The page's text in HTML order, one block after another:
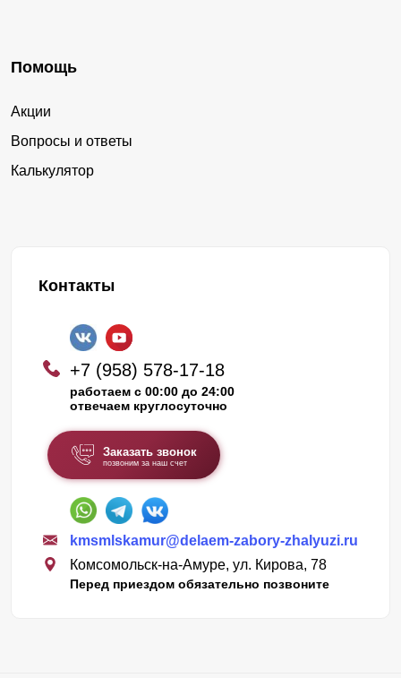
Помощь
Акции
Вопросы и ответы
Калькулятор
Контакты
+7 (958) 578-17-18
работаем с 00:00 до 24:00
отвечаем круглосуточно
Заказать звонок
позвоним за наш счет
kmsmlskamur@delaem-zabory-zhalyuzi.ru
Комсомольск-на-Амуре, ул. Кирова, 78
Перед приездом обязательно позвоните